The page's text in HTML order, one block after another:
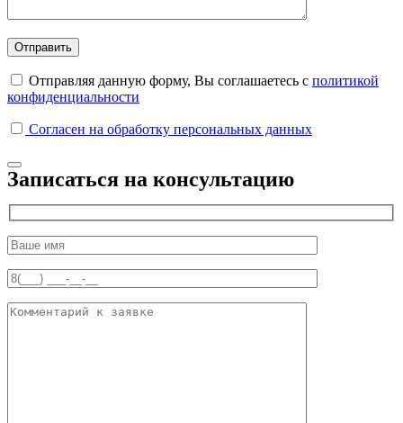
Отправляя данную форму, Вы соглашаетесь с политикой
конфиденциальности
Согласен на обработку персональных данных
Записаться на консультацию